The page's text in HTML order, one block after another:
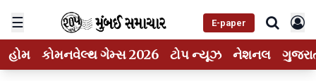
☰ E-paper
હોમ કોમનવેલ્થ ગેમ્સ 2026 ટોપ ન્યૂઝ નેશનલ